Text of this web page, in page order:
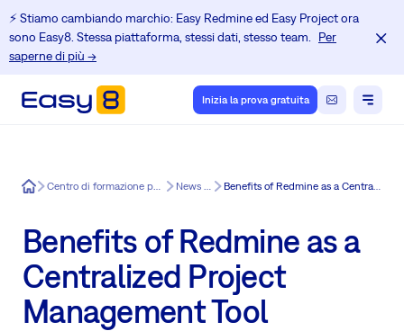
⚡️ Stiamo cambiando marchio: Easy Redmine ed Easy Project ora
sono Easy8. Stessa piattaforma, stessi dati, stesso team.
Per
saperne di più →
Inizia la prova gratuita
Easy8 Centro di formazione per gli utenti di Redmine News in Easy8 Benefits of Redmine as a Centralized Project Management Tool
Benefits of Redmine as a
Centralized Project
Management Tool